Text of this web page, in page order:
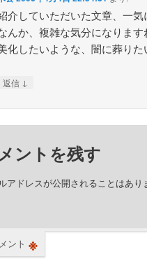
介していただいた文章、一気
んか、複雑な気分になります
化したいような、闇に葬りた
返信 ↓
ントを残す
アドレスが公開されることはあり
ント ※